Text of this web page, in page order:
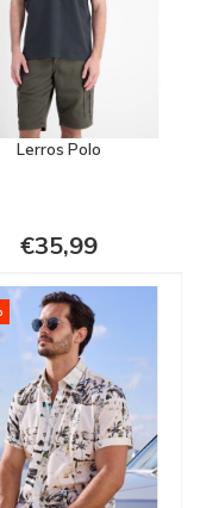
Lerros Polo
€35,99